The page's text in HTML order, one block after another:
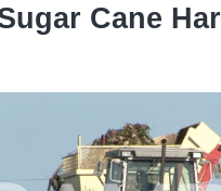
Cane